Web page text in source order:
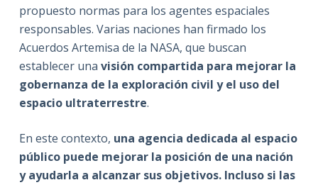
propuesto normas para los agentes espaciales
responsables. Varias naciones han firmado los
Acuerdos Artemisa de la NASA, que buscan
establecer una visión compartida para mejorar la
gobernanza de la exploración civil y el uso del
espacio ultraterrestre.
En este contexto, una agencia dedicada al espacio
público puede mejorar la posición de una nación
y ayudarla a alcanzar sus objetivos. Incluso si las